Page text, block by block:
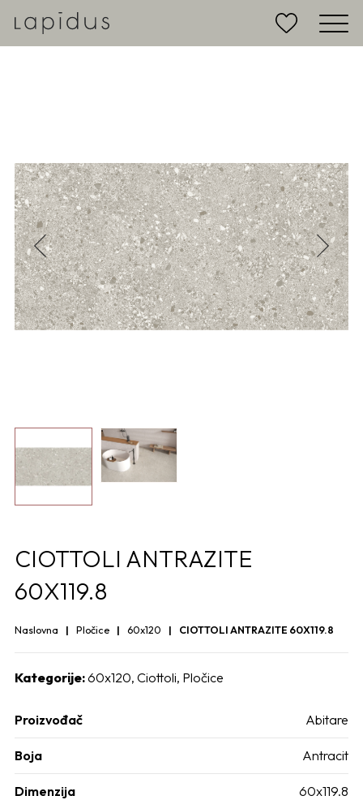
CIOTTOLI ANTRAZITE
60X119.8
Naslovna Pločice 60x120 CIOTTOLI ANTRAZITE 60X119.8
Kategorije:60x120, Ciottoli, Pločice
Proizvođač Abitare
Boja Antracit
Dimenzija 60x119.8